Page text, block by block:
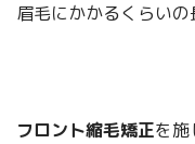
眉毛にかかるくらいの
フロント縮毛矯正を施